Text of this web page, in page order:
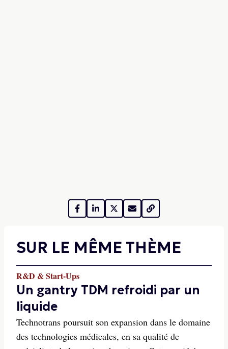
SUR LE MÊME THÈME
R&D & Start-Ups
Un gantry TDM refroidi par un
liquide
Technotrans poursuit son expansion dans le domaine
des technologies médicales, en sa qualité de